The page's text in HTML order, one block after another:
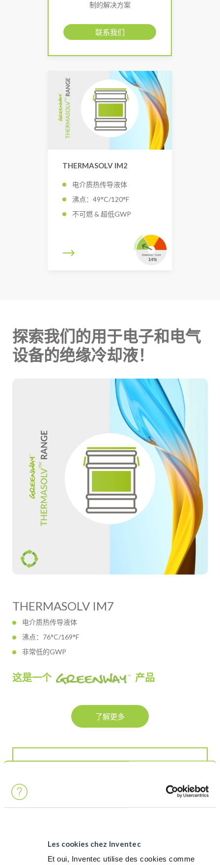
Les cookies chez Inventec
Et oui, Inventec utilise des cookies comme
制的解决方案
联系我们
THERMASOLV IM2
电介质热传导液体
沸点：49°C/120°F
不可燃 & 超低GWP
探索我们的用于电子和电气
设备的绝缘冷却液！
THERMASOLV IM7
电介质热传导液体
沸点：76°C/169°F
非常低的GWP
这是一个 产品
了解更多
工业冷却解决方案
什么是介电测试？